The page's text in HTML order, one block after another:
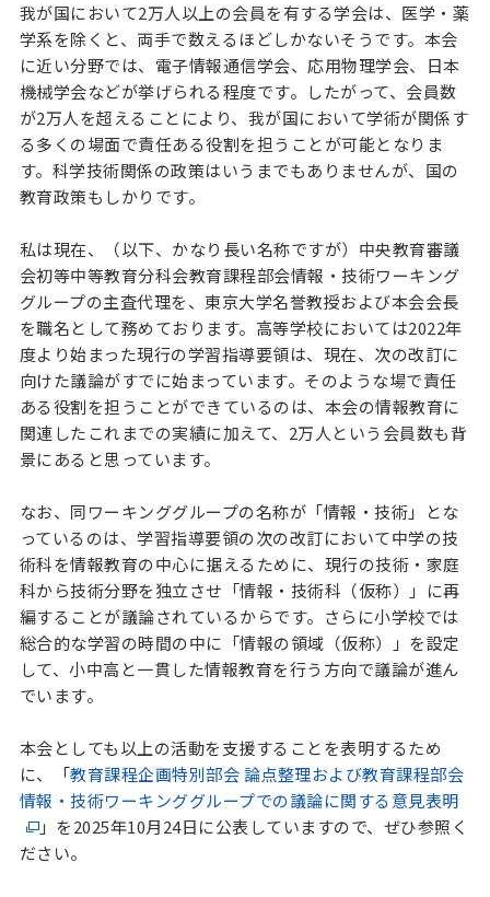
我が国において2万人以上の会員を有する学会は、医学・薬
学系を除くと、両手で数えるほどしかないそうです。本会
に近い分野では、電子情報通信学会、応用物理学会、日本
機械学会などが挙げられる程度です。したがって、会員数
が2万人を超えることにより、我が国において学術が関係す
る多くの場面で責任ある役割を担うことが可能となりま
す。科学技術関係の政策はいうまでもありませんが、国の
教育政策もしかりです。
私は現在、（以下、かなり長い名称ですが）中央教育審議
会初等中等教育分科会教育課程部会情報・技術ワーキング
グループの主査代理を、東京大学名誉教授および本会会長
を職名として務めております。高等学校においては2022年
度より始まった現行の学習指導要領は、現在、次の改訂に
向けた議論がすでに始まっています。そのような場で責任
ある役割を担うことができているのは、本会の情報教育に
関連したこれまでの実績に加えて、2万人という会員数も背
景にあると思っています。
なお、同ワーキンググループの名称が「情報・技術」とな
っているのは、学習指導要領の次の改訂において中学の技
術科を情報教育の中心に据えるために、現行の技術・家庭
科から技術分野を独立させ「情報・技術科（仮称）」に再
編することが議論されているからです。さらに小学校では
総合的な学習の時間の中に「情報の領域（仮称）」を設定
して、小中高と一貫した情報教育を行う方向で議論が進ん
でいます。
本会としても以上の活動を支援することを表明するため
に、「教育課程企画特別部会 論点整理および教育課程部会
情報・技術ワーキンググループでの議論に関する意見表明
」を2025年10月24日に公表していますので、ぜひ参照く
ださい。